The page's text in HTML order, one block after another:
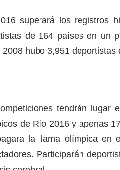
superará los registros
de 164 países en un
2008 hubo 3,951
tendrán lugar
de Río 2016 y apenas
la llama olímpica en
Participarán